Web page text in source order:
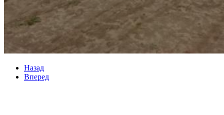
Назад
Вперед